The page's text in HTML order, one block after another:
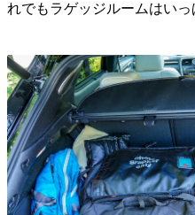
れでもラゲッジルームはいっ